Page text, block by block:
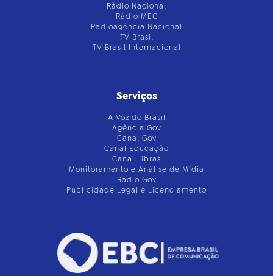
Rádio Nacional
Rádio MEC
Radioagência Nacional
TV Brasil
TV Brasil Internacional
Serviços
A Voz do Brasil
Agência Gov
Canal Gov
Canal Educação
Canal Libras
Monitoramento e Análise de Mídia
Rádio Gov
Publicidade Legal e Licenciamento